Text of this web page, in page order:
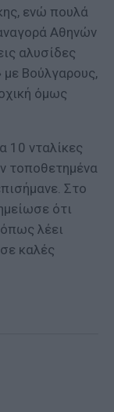
ενώ πουλά
Αθηνών
αλυσίδες
με Βούλγαρους,
όμως
10 νταλίκες
τοποθετημένα
Στο
ότι
λέει
καλές